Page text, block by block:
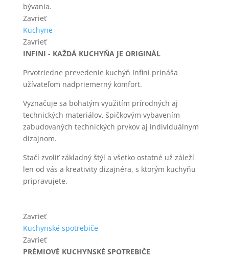
bývania.
Zavrieť
Kuchyne
Zavrieť
INFINI - KAŽDÁ KUCHYŇA JE ORIGINÁL
Prvotriedne prevedenie kuchýň Infini prináša
užívateľom nadpriemerný komfort.
Vyznačuje sa bohatým využitím prírodných aj
technických materiálov, špičkovým vybavením
zabudovaných technických prvkov aj individuálnym
dizajnom.
Stačí zvoliť základný štýl a všetko ostatné už záleží
len od vás a kreativity dizajnéra, s ktorým kuchyňu
pripravujete.
Zavrieť
Kuchynské spotrebiče
Zavrieť
PRÉMIOVÉ KUCHYNSKÉ SPOTREBIČE